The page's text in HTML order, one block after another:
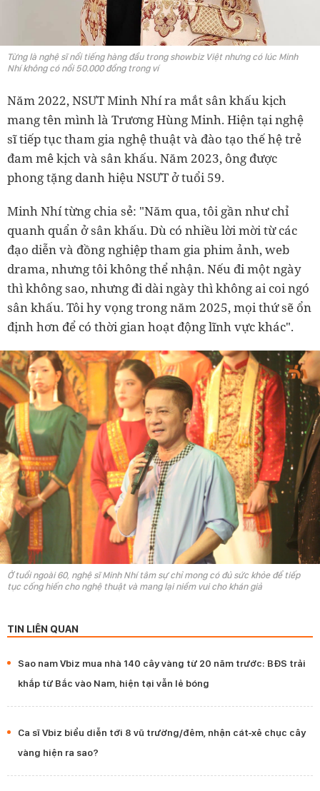
Từng là nghệ sĩ nổi tiếng hàng đầu trong showbiz Việt nhưng có lúc Minh
Nhí không có nổi 50.000 đồng trong ví
Năm 2022, NSƯT Minh Nhí ra mắt sân khấu kịch
mang tên mình là Trương Hùng Minh. Hiện tại nghệ
sĩ tiếp tục tham gia nghệ thuật và đào tạo thế hệ trẻ
đam mê kịch và sân khấu. Năm 2023, ông được
phong tặng danh hiệu NSƯT ở tuổi 59.
Minh Nhí từng chia sẻ: "Năm qua, tôi gần như chỉ
quanh quẩn ở sân khấu. Dù có nhiều lời mời từ các
đạo diễn và đồng nghiệp tham gia phim ảnh, web
drama, nhưng tôi không thể nhận. Nếu đi một ngày
thì không sao, nhưng đi dài ngày thì không ai coi ngó
sân khấu. Tôi hy vọng trong năm 2025, mọi thứ sẽ ổn
định hơn để có thời gian hoạt động lĩnh vực khác".
Ở tuổi ngoài 60, nghệ sĩ Minh Nhí tâm sự chỉ mong có đủ sức khỏe để tiếp
tục cống hiến cho nghệ thuật và mang lại niềm vui cho khán giả
TIN LIÊN QUAN
Sao nam Vbiz mua nhà 140 cây vàng từ 20 năm trước: BĐS trải
khắp từ Bắc vào Nam, hiện tại vẫn lẻ bóng
Ca sĩ Vbiz biểu diễn tới 8 vũ trường/đêm, nhận cát-xê chục cây
vàng hiện ra sao?